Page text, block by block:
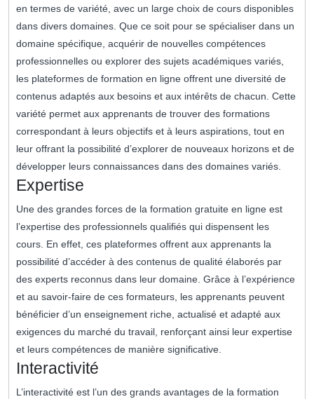
en termes de variété, avec un large choix de cours disponibles
dans divers domaines. Que ce soit pour se spécialiser dans un
domaine spécifique, acquérir de nouvelles compétences
professionnelles ou explorer des sujets académiques variés,
les plateformes de formation en ligne offrent une diversité de
contenus adaptés aux besoins et aux intérêts de chacun. Cette
variété permet aux apprenants de trouver des formations
correspondant à leurs objectifs et à leurs aspirations, tout en
leur offrant la possibilité d’explorer de nouveaux horizons et de
développer leurs connaissances dans des domaines variés.
Expertise
Une des grandes forces de la formation gratuite en ligne est
l’expertise des professionnels qualifiés qui dispensent les
cours. En effet, ces plateformes offrent aux apprenants la
possibilité d’accéder à des contenus de qualité élaborés par
des experts reconnus dans leur domaine. Grâce à l’expérience
et au savoir-faire de ces formateurs, les apprenants peuvent
bénéficier d’un enseignement riche, actualisé et adapté aux
exigences du marché du travail, renforçant ainsi leur expertise
et leurs compétences de manière significative.
Interactivité
L’interactivité est l’un des grands avantages de la formation